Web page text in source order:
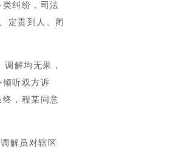
纠纷，司法
定责到人、闭
解均无果，
听双方诉
，程某同意
解员对辖区